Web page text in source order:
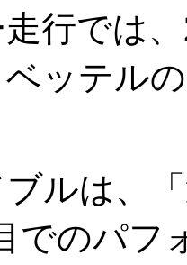
行では
ッテル
ルは、
でのパフ